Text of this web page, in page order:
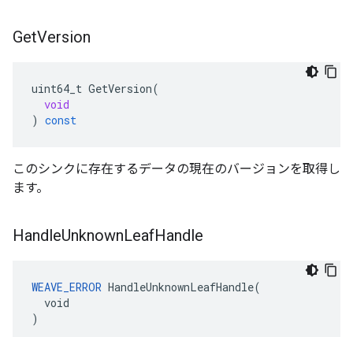
GetVersion
uint64_t GetVersion(
void
) const
このシンクに存在するデータの現在のバージョンを取得し
ます。
HandleUnknownLeafHandle
WEAVE_ERROR HandleUnknownLeafHandle(
  void
)